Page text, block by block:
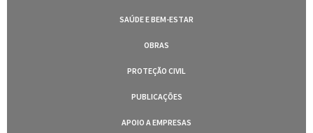
SAÚDE E BEM-ESTAR
OBRAS
PROTEÇÃO CIVIL
PUBLICAÇÕES
APOIO A EMPRESAS